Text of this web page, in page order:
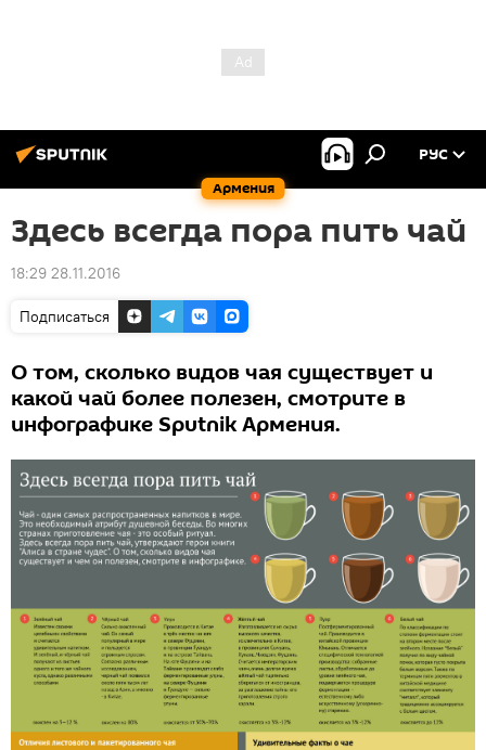
Армения
РУС
Здесь всегда пора пить чай
18:29 28.11.2016
Подписаться
О том, сколько видов чая существует и
какой чай более полезен, смотрите в
инфографике Sputnik Армения.